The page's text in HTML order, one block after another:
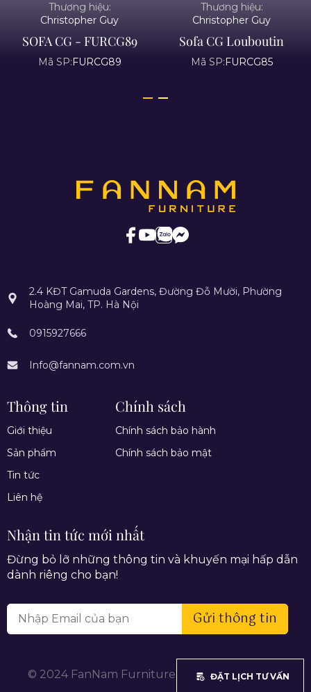
Thương hiệu:
Christopher Guy
SOFA CG - FURCG89
Mã SP:FURCG89
Thương hiệu:
Christopher Guy
Sofa CG Louboutin
Mã SP:FURCG85
2.4 KĐT Gamuda Gardens, Đường Đỗ Mười, Phường
Hoàng Mai, TP. Hà Nội
0915927666
Info@fannam.com.vn
Thông tin
Giới thiệu
Sản phẩm
Tin tức
Liên hệ
Chính sách
Chính sách bảo hành
Chính sách bảo mật
Nhận tin tức mới nhất
Đừng bỏ lỡ những thông tin và khuyến mại hấp dẫn
dành riêng cho bạn!
Gửi thông tin
© 2024 FanNam Furniture. All rights reserved.
ĐẶT LỊCH TƯ VẤN